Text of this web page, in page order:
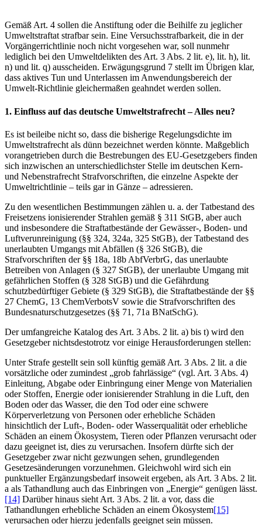
Gemäß Art. 4 sollen die Anstiftung oder die Beihilfe zu jeglicher
Umweltstraftat strafbar sein. Eine Versuchsstrafbarkeit, die in der
Vorgängerrichtlinie noch nicht vorgesehen war, soll nunmehr
lediglich bei den Umweltdelikten des Art. 3 Abs. 2 lit. e), lit. h), lit.
n) und lit. q) ausscheiden. Erwägungsgrund 7 stellt im Übrigen klar,
dass aktives Tun und Unterlassen im Anwendungsbereich der
Umwelt-Richtlinie gleichermaßen geahndet werden sollen.
1. Einfluss auf das deutsche Umweltstrafrecht – Alles neu?
Es ist beileibe nicht so, dass die bisherige Regelungsdichte im
Umweltstrafrecht als dünn bezeichnet werden könnte. Maßgeblich
vorangetrieben durch die Bestrebungen des EU-Gesetzgebers finden
sich inzwischen an unterschiedlichster Stelle im deutschen Kern-
und Nebenstrafrecht Strafvorschriften, die einzelne Aspekte der
Umweltrichtlinie – teils gar in Gänze – adressieren.
Zu den wesentlichen Bestimmungen zählen u. a. der Tatbestand des
Freisetzens ionisierender Strahlen gemäß § 311 StGB, aber auch
und insbesondere die Straftatbestände der Gewässer-, Boden- und
Luftverunreinigung (§§ 324, 324a, 325 StGB), der Tatbestand des
unerlaubten Umgangs mit Abfällen (§ 326 StGB), die
Strafvorschriften der §§ 18a, 18b AbfVerbrG, das unerlaubte
Betreiben von Anlagen (§ 327 StGB), der unerlaubte Umgang mit
gefährlichen Stoffen (§ 328 StGB) und die Gefährdung
schutzbedürftiger Gebiete (§ 329 StGB), die Straftatbestände der §§
27 ChemG, 13 ChemVerbotsV sowie die Strafvorschriften des
Bundesnaturschutzgesetzes (§§ 71, 71a BNatSchG).
Der umfangreiche Katalog des Art. 3 Abs. 2 lit. a) bis t) wird den
Gesetzgeber nichtsdestotrotz vor einige Herausforderungen stellen:
Unter Strafe gestellt sein soll künftig gemäß Art. 3 Abs. 2 lit. a die
vorsätzliche oder zumindest „grob fahrlässige“ (vgl. Art. 3 Abs. 4)
Einleitung, Abgabe oder Einbringung einer Menge von Materialien
oder Stoffen, Energie oder ionisierender Strahlung in die Luft, den
Boden oder das Wasser, die den Tod oder eine schwere
Körperverletzung von Personen oder erhebliche Schäden
hinsichtlich der Luft-, Boden- oder Wasserqualität oder erhebliche
Schäden an einem Ökosystem, Tieren oder Pflanzen verursacht oder
dazu geeignet ist, dies zu verursachen. Insofern dürfte sich der
Gesetzgeber zwar nicht gezwungen sehen, grundlegenden
Gesetzesänderungen vorzunehmen. Gleichwohl wird sich ein
punktueller Ergänzungsbedarf insoweit ergeben, als Art. 3 Abs. 2 lit.
a als Tathandlung auch das Einbringen von „Energie“ genügen lässt.
[14] Darüber hinaus sieht Art. 3 Abs. 2 lit. a vor, dass die
Tathandlungen erhebliche Schäden an einem Ökosystem[15]
verursachen oder hierzu jedenfalls geeignet sein müssen.